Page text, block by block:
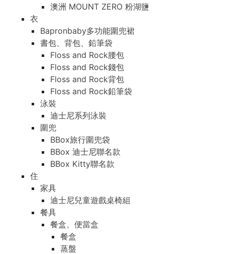
澳洲 MOUNT ZERO 粉湖鹽
衣
Bapronbaby多功能圍兜裙
書包、背包、鉛筆袋
Floss and Rock腰包
Floss and Rock錢包
Floss and Rock背包
Floss and Rock鉛筆袋
泳裝
迪士尼系列泳裝
圍兜
BBox旅行圍兜袋
BBox 迪士尼聯名款
BBox Kitty聯名款
住
家具
迪士尼兒童遊戲桌椅組
餐具
餐盒、便當盒
餐盒
蒸盤